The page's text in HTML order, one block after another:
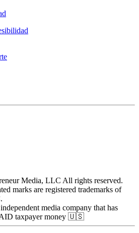
Media, LLC All rights reserved.
marks are registered trademarks of
media company that has
taxpayer money 🇺🇸